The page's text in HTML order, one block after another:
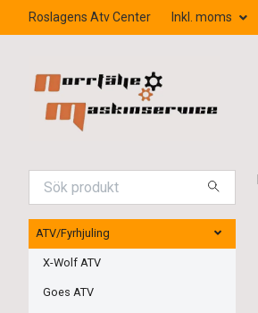
Roslagens Atv Center Inkl. moms
ATV/Fyrhjuling
X-Wolf ATV
Goes ATV